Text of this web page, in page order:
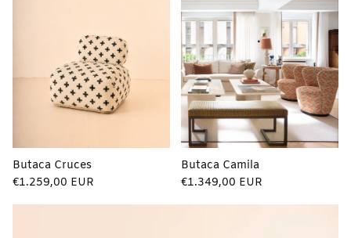
Butaca Cruces
Precio
€1.259,00 EUR
Butaca Camila
Precio
€1.349,00 EUR